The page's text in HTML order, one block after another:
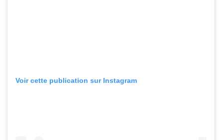
Voir cette publication sur Instagram